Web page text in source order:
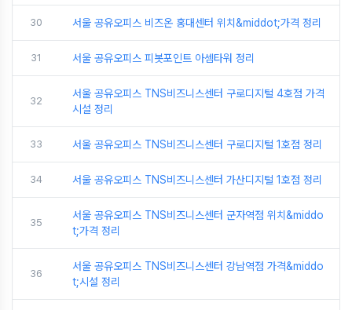
30 서울 공유오피스 비즈온 홍대센터 위치&middot;가격 정리
31 서울 공유오피스 피봇포인트 아셈타워 정리
32
서울 공유오피스 TNS비즈니스센터 구로디지털 4호점 가격
시설 정리
33 서울 공유오피스 TNS비즈니스센터 구로디지털 1호점 정리
34 서울 공유오피스 TNS비즈니스센터 가산디지털 1호점 정리
35
서울 공유오피스 TNS비즈니스센터 군자역점 위치&middo
t;가격 정리
36
서울 공유오피스 TNS비즈니스센터 강남역점 가격&middo
t;시설 정리